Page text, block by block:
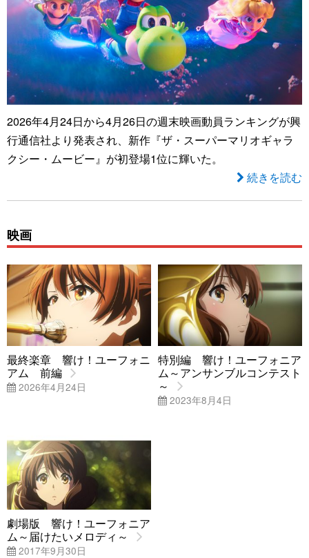
2026年4月24日から4月26日の週末映画動員ランキングが興
行通信社より発表され、新作『ザ・スーパーマリオギャラ
クシー・ムービー』が初登場1位に輝いた。
続きを読む
映画
最終楽章 響け！ユーフォニ
アム 前編
2026年4月24日
特別編 響け！ユーフォニア
ム～アンサンブルコンテスト
～
2023年8月4日
劇場版 響け！ユーフォニア
ム～届けたいメロディ～
2017年9月30日